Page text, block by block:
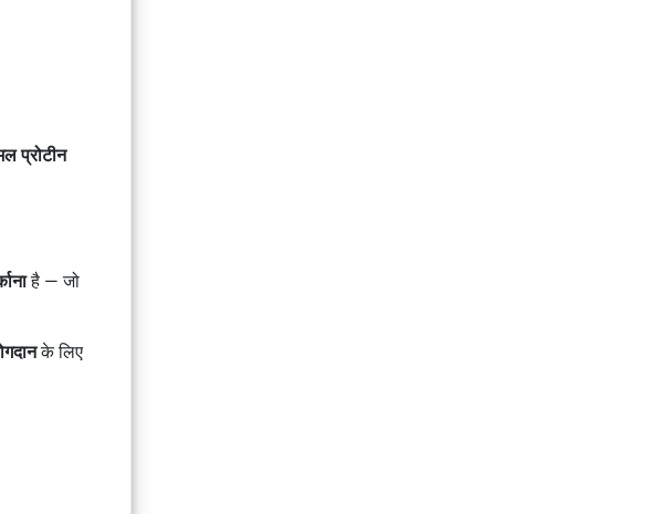
प्रोटीन
है — जो
के लिए